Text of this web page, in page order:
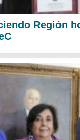
Región